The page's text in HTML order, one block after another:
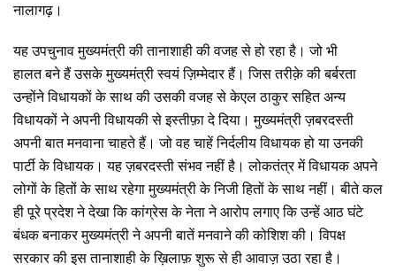
ce
b
o
o
k
er s
A
p
p
gr
a
m
e
नालागढ़।
यह उपचुनाव मुख्यमंत्री की तानाशाही की वजह से हो रहा है। जो भी
हालत बने हैं उसके मुख्यमंत्री स्वयं ज़िम्मेदार हैं। जिस तरीक़े की बर्बरता
उन्होंने विधायकों के साथ की उसकी वजह से केएल ठाकुर सहित अन्य
विधायकों ने अपनी विधायकी से इस्तीफ़ा दे दिया। मुख्यमंत्री ज़बरदस्ती
अपनी बात मनवाना चाहते हैं। जो वह चाहें निर्दलीय विधायक हो या उनकी
पार्टी के विधायक। यह ज़बरदस्ती संभव नहीं है। लोकतंत्र में विधायक अपने
लोगों के हितों के साथ रहेगा मुख्यमंत्री के निजी हितों के साथ नहीं। बीते कल
ही पूरे प्रदेश ने देखा कि कांग्रेस के नेता ने आरोप लगाए कि उन्हें आठ घंटे
बंधक बनाकर मुख्यमंत्री ने अपनी बातें मनवाने की कोशिश की। विपक्ष
सरकार की इस तानाशाही के ख़िलाफ़ शुरू से ही आवाज़ उठा रहा है।